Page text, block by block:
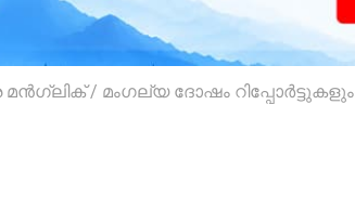
/ മംഗല്യ ദോഷം റിപ്പോർട്ടുകളും